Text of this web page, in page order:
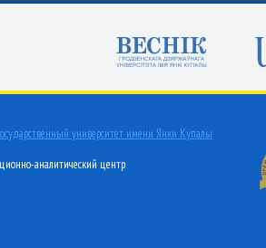
университет имени Янки Купалы
аналитический центр